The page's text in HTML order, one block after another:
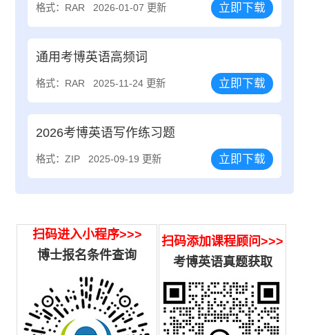
格式：RAR 2026-01-07 更新 立即下载
通用考博英语高频词
格式：RAR 2025-11-24 更新 立即下载
2026考博英语写作练习题
格式：ZIP 2025-09-19 更新 立即下载
扫码进入小程序>>>
博士报名条件查询
扫码添加课程顾问>>>
考博英语真题获取